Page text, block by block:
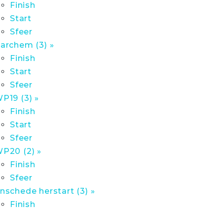
Finish
Start
Sfeer
(3) »
Finish
Start
Sfeer
(3) »
Finish
Start
Sfeer
(2) »
Finish
Sfeer
herstart (3) »
Finish